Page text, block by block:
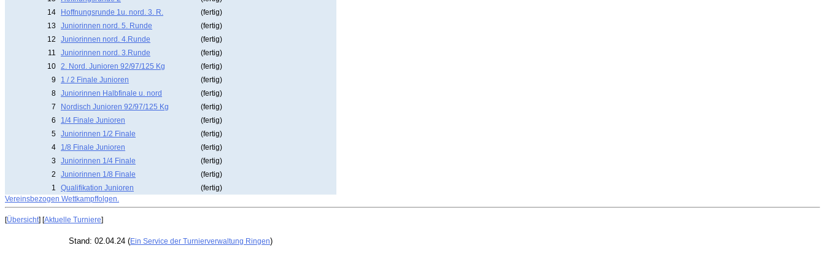
14
Hoffnungsrunde 1u. nord. 3. R.
(fertig)
13
Juniorinnen nord. 5. Runde
(fertig)
12
Juniorinnen nord. 4.Runde
(fertig)
11
Juniorinnen nord. 3.Runde
(fertig)
10 2. Nord. Junioren 92/97/125 Kg
(fertig)
9
1 / 2 Finale Junioren
(fertig)
8 Juniorinnen Halbfinale u. nord
(fertig)
7
Nordisch Junioren 92/97/125 Kg
(fertig)
6
1/4 Finale Junioren
(fertig)
5 Juniorinnen 1/2 Finale
(fertig)
4
1/8 Finale Junioren
(fertig)
3
Juniorinnen 1/4 Finale
(fertig)
2
Juniorinnen 1/8 Finale
(fertig)
1
Qualifikation Junioren
(fertig)
Vereinsbezogen Wettkampffolgen.
[Übersicht] [Aktuelle Turniere]
Stand: 02.04.24 (Ein Service der Turnierverwaltung Ringen)